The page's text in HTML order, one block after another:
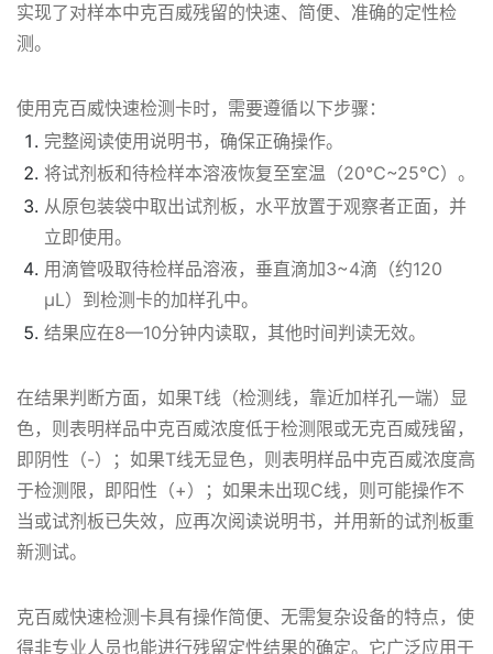
实现了对样本中克百威残留的快速、简便、准确的定性检
测。
使用克百威快速检测卡时，需要遵循以下步骤：
完整阅读使用说明书，确保正确操作。
将试剂板和待检样本溶液恢复至室温（20℃~25℃）。
从原包装袋中取出试剂板，水平放置于观察者正面，并
立即使用。
用滴管吸取待检样品溶液，垂直滴加3~4滴（约120
μL）到检测卡的加样孔中。
结果应在8—10分钟内读取，其他时间判读无效。
在结果判断方面，如果T线（检测线，靠近加样孔一端）显
色，则表明样品中克百威浓度低于检测限或无克百威残留，
即阴性（-）；如果T线无显色，则表明样品中克百威浓度高
于检测限，即阳性（+）；如果未出现C线，则可能操作不
当或试剂板已失效，应再次阅读说明书，并用新的试剂板重
新测试。
克百威快速检测卡具有操作简便、无需复杂设备的特点，使
得非专业人员也能进行残留定性结果的确定。它广泛应用于